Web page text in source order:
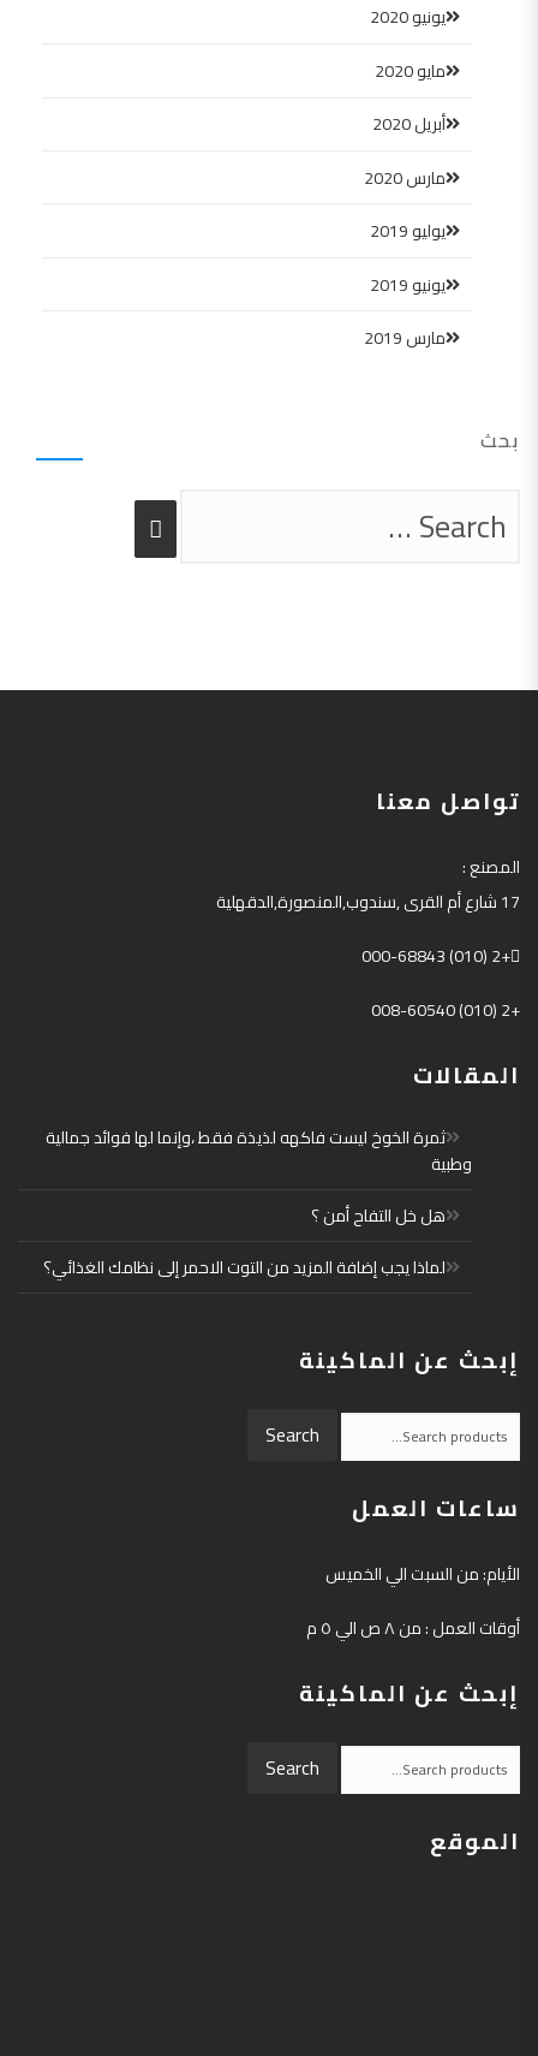
يونيو 2020
مايو 2020
أبريل 2020
مارس 2020
يوليو 2019
يونيو 2019
مارس 2019
بحث
تواصل معنا
المصنع:
17شارع أم القرى,سندوب,المنصورة,الدقهلية
+2 (010) 000-68843
+2 (010) 008-60540
المقالات
ثمرة الخوخ ليست فاكهه لذيذة فقط ،وإنما لها فوائد جمالية
وطبية
هل خل التفاح أمن ؟
لماذا يجب إضافة المزيد من التوت الاحمر إلى نظامك الغذائي؟
إبحث عن الماكينة
Search
for:
Search
ساعات العمل
الأيام: من السبت الي الخميس
أوقات العمل : من ٨ ص الي ٥ م
إبحث عن الماكينة
Search
for:
Search
الموقع